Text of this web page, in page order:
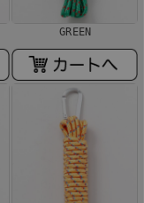
GREEN